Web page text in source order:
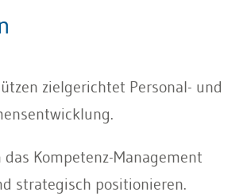
zielgerichtet Personal- und
das Kompetenz-Management
strategisch positionieren.